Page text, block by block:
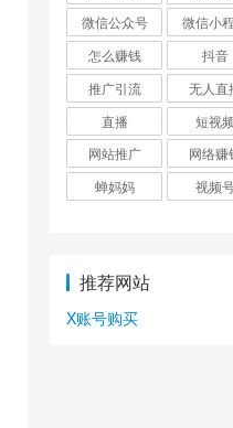
微信公众号
微信小
怎么赚钱
抖音
推广引流
无人直
直播
短视
网站推广
网络赚
蝉妈妈
视频
推荐网站
X账号购买